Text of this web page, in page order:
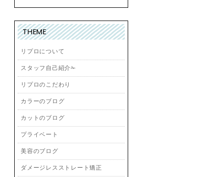
THEME
リプロについて
スタッフ自己紹介✁
リプロのこだわり
カラーのブログ
カットのブログ
プライベート
美容のブログ
ダメージレスストレート矯正